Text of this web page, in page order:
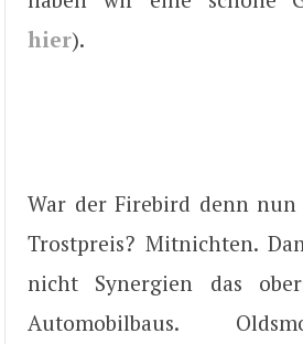
hier).
War der Firebird denn
Trostpreis? Mitnichten.
nicht Synergien das
Automobilbaus.